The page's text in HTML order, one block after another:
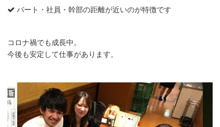
パート・社員・幹部の距離が近いのが特徴です
コロナ禍でも成長中。
今後も安定して仕事があります。